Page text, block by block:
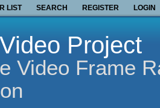
LIST SEARCH REGISTER LOGIN
Project
Video Frame